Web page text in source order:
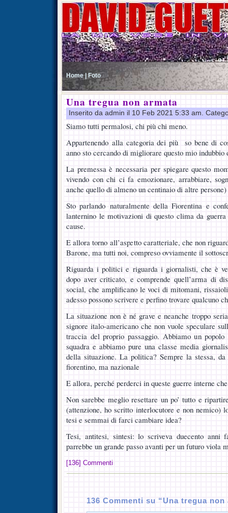
Home | Foto
Una tregua non armata
Inserito da admin il 10 Feb 2021 5:33 am.
Siamo tutti permalosi, chi più chi meno.
Appartenendo alla categoria dei più so bene di
anno sto cercando di migliorare questo mio indubbio
La premessa è necessaria per spiegare questo
vivendo con chi ci fa emozionare, arrabbiare,
anche quello di almeno un centinaio di altre
Sto parlando naturalmente della Fiorentina e
lanternino le motivazioni di questo clima da
cause.
E allora torno all’aspetto caratteriale, che non
Barone, ma tutti noi, compreso ovviamente il
Riguarda i politici e riguarda i giornalisti, che è
dopo aver criticato, e comprende quell’arma di
social, che amplificano le voci di mitomani,
adesso possono scrivere e perfino trovare qualcuno
La situazione non è né grave e neanche troppo
signore italo-americano che non vuole speculare
traccia del proprio passaggio. Abbiamo un
squadra e abbiamo pure una classe media
della situazione. La politica? Sempre la stessa,
fiorentino, ma nazionale
E allora, perché perderci in queste guerre interne
Non sarebbe meglio resettare un po’ tutto e
(attenzione, ho scritto interlocutore e non nemico)
tesi e semmai di farci cambiare idea?
Tesi, antitesi, sintesi: lo scriveva duecento
parrebbe un grande passo avanti per un futuro viola
[136] Commenti
136 Commenti su “Una tregua non